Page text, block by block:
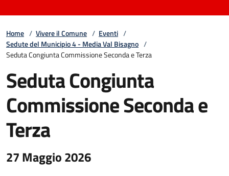
Home / Vivere il Comune / Eventi /
Sedute del Municipio 4 - Media Val Bisagno /
Seduta Congiunta Commissione Seconda e Terza
Seduta Congiunta
Commissione Seconda e
Terza
27 Maggio 2026